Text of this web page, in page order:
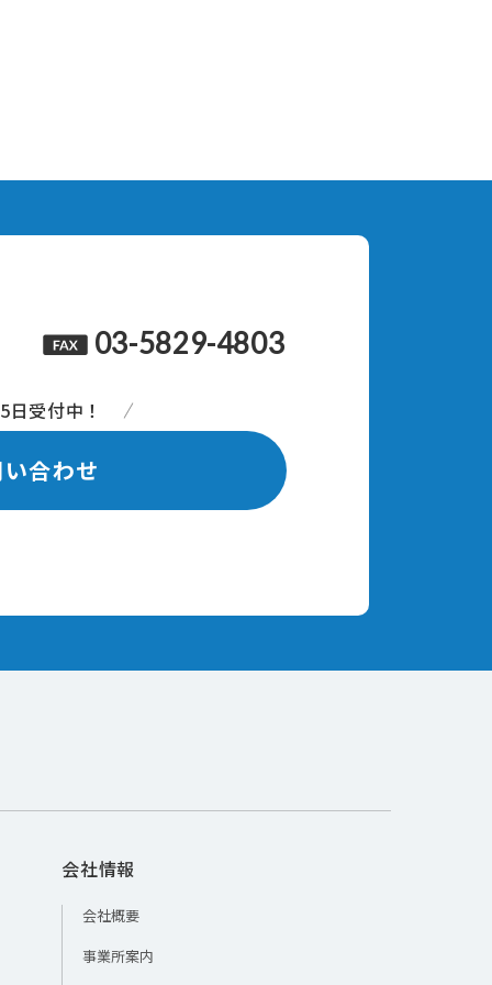
受付中！
合わせ
03-5829-4803
会社情報
会社概要
事業所案内